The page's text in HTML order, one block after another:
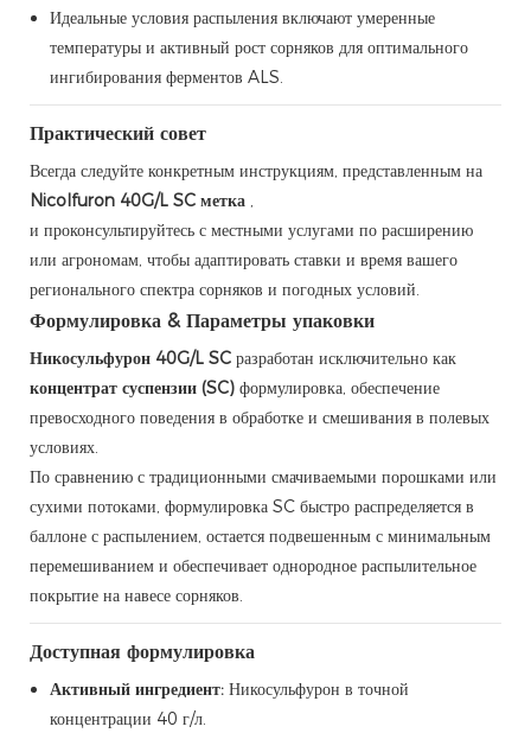
Идеальные условия распыления включают умеренные
температуры и активный рост сорняков для оптимального
ингибирования ферментов ALS.
Практический совет
Всегда следуйте конкретным инструкциям, представленным на
Nicolfuron 40G/L SC метка ,
и проконсультируйтесь с местными услугами по расширению
или агрономам, чтобы адаптировать ставки и время вашего
регионального спектра сорняков и погодных условий.
Формулировка & Параметры упаковки
Никосульфурон 40G/L SC разработан исключительно как
концентрат суспензии (SC) формулировка, обеспечение
превосходного поведения в обработке и смешивания в полевых
условиях.
По сравнению с традиционными смачиваемыми порошками или
сухими потоками, формулировка SC быстро распределяется в
баллоне с распылением, остается подвешенным с минимальным
перемешиванием и обеспечивает однородное распылительное
покрытие на навесе сорняков.
Доступная формулировка
Активный ингредиент: Никосульфурон в точной
концентрации 40 г/л.